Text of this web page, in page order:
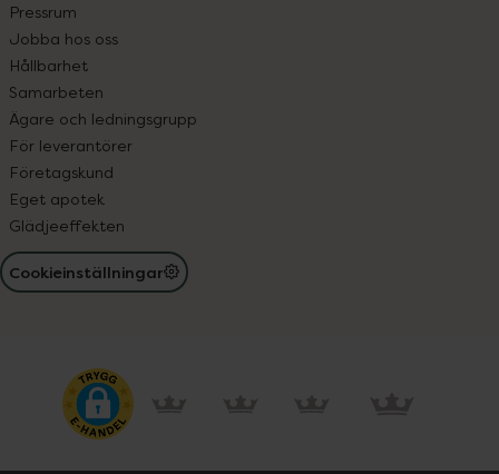
Pressrum
Jobba hos oss
Hållbarhet
Samarbeten
Ägare och ledningsgrupp
För leverantörer
Företagskund
Eget apotek
Glädjeeffekten
Cookieinställningar